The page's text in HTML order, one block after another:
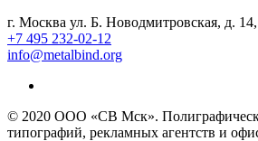
г. Москва ул. Б. Новодмитровская, д.
+7 495 232-02-12
info@metalbind.org
© 2020 ООО «СВ Мск».
типографий, рекламных агентств и